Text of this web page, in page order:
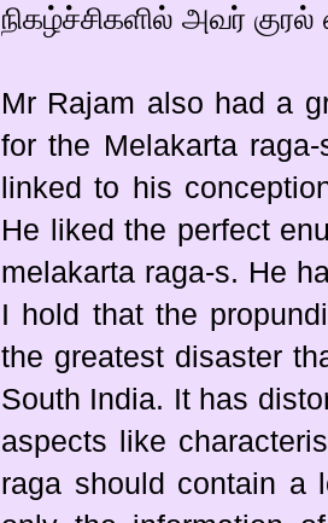
நிகழ்ச்சிகளில் அவர் குரல்
Mr Rajam also had a
for the Melakarta
linked to his
He liked the perfect
melakarta raga-s. He
I hold that the
the greatest disaster
South India. It has
aspects like
raga should contain a